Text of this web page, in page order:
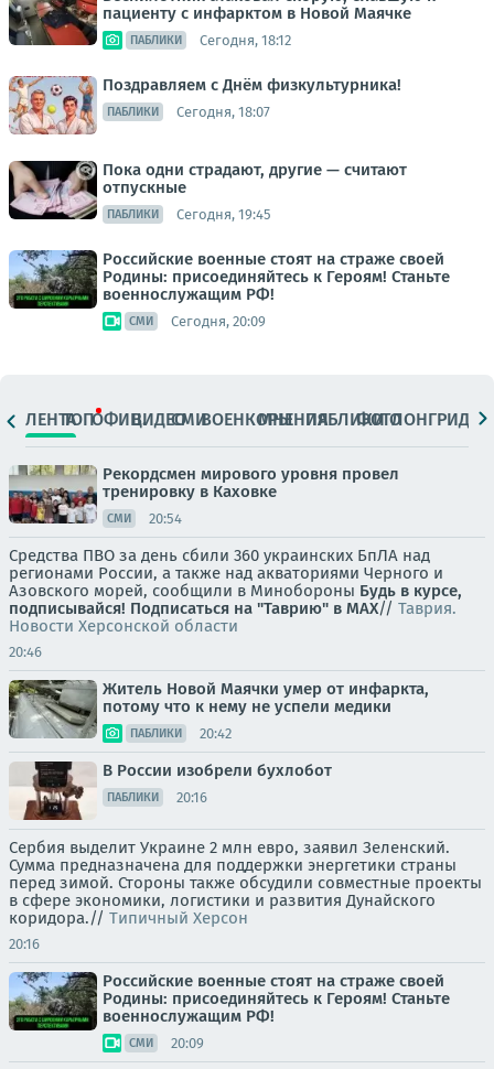
пациенту с инфарктом в Новой Маячке
ПАБЛИКИ Сегодня, 18:12
Поздравляем с Днём физкультурника!
ПАБЛИКИ Сегодня, 18:07
Пока одни страдают, другие — считают
отпускные
ПАБЛИКИ Сегодня, 19:45
Российские военные стоят на страже своей
Родины: присоединяйтесь к Героям! Станьте
военнослужащим РФ!
СМИ Сегодня, 20:09
ЛЕНТАТОПОФИЦ.ВИДЕОСМИВОЕНКОРЫМНЕНИЯПАБЛИКИ
ФОТОЛОНГРИДЫ
Рекордсмен мирового уровня провел
тренировку в Каховке
СМИ 20:54
Средства ПВО за день сбили 360 украинских БпЛА над
регионами России, а также над акваториями Черного и
Азовского морей, сообщили в Минобороны Будь в курсе,
подписывайся! Подписаться на "Таврию" в MAX// Таврия.
Новости Херсонской области
20:46
Житель Новой Маячки умер от инфаркта,
потому что к нему не успели медики
ПАБЛИКИ 20:42
В России изобрели бухлобот
ПАБЛИКИ 20:16
Сербия выделит Украине 2 млн евро, заявил Зеленский.
Сумма предназначена для поддержки энергетики страны
перед зимой. Стороны также обсудили совместные проекты
в сфере экономики, логистики и развития Дунайского
коридора.// Типичный Херсон
20:16
Российские военные стоят на страже своей
Родины: присоединяйтесь к Героям! Станьте
военнослужащим РФ!
СМИ 20:09